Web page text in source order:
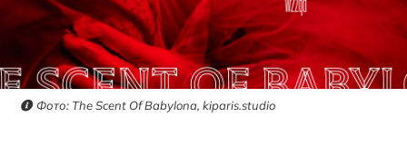
Фото: The Scent Of Babylona, kiparis.studio